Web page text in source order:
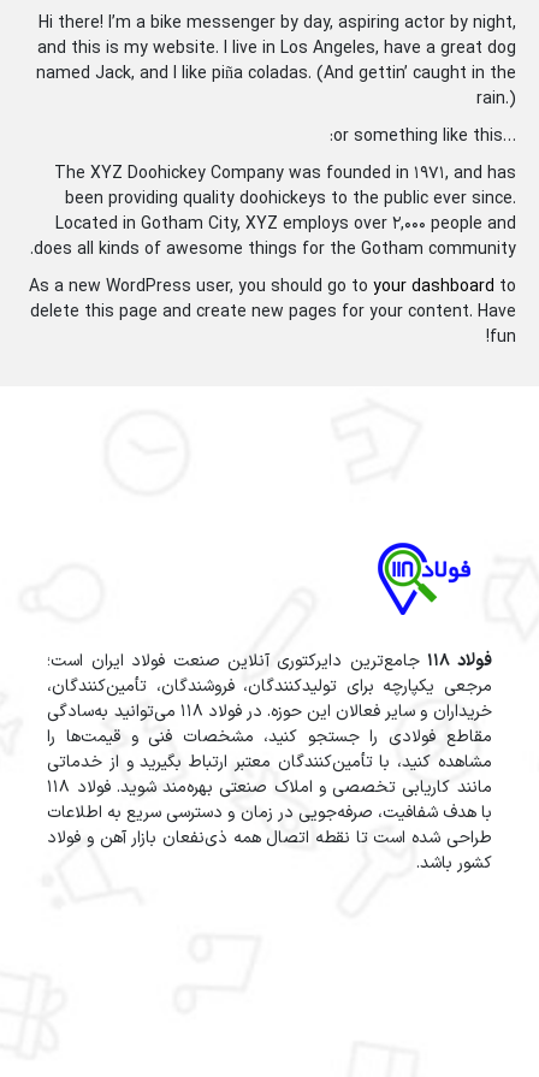
Hi there! I’m a bike messenger by day, aspiring actor by night,
and this is my website. I live in Los Angeles, have a great dog
named Jack, and I like piña coladas. (And gettin’ caught in the
rain.)
…or something like this:
The XYZ Doohickey Company was founded in 1971, and has
been providing quality doohickeys to the public ever since.
Located in Gotham City, XYZ employs over 2,000 people and
does all kinds of awesome things for the Gotham community.
As a new WordPress user, you should go to your dashboard to
delete this page and create new pages for your content. Have
fun!
فولاد 118
جامع‌ترین دایرکتوری آنلاین صنعت فولاد ایران است؛
مرجعی یکپارچه برای تولیدکنندگان، فروشندگان، تأمین‌کنندگان،
خریداران و سایر فعالان این حوزه. در فولاد 118 می‌توانید به‌سادگی
مقاطع فولادی را جستجو کنید، مشخصات فنی و قیمت‌ها را
مشاهده کنید، با تأمین‌کنندگان معتبر ارتباط بگیرید و از خدماتی
مانند کاریابی تخصصی و املاک صنعتی بهره‌مند شوید. فولاد 118
با هدف شفافیت، صرفه‌جویی در زمان و دسترسی سریع به اطلاعات
طراحی شده است تا نقطه اتصال همه ذی‌نفعان بازار آهن و فولاد
کشور باشد.